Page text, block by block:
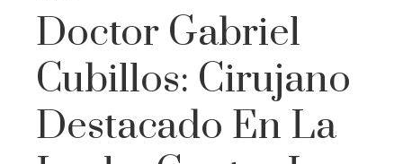
Doctor Gabriel
Cubillos: Cirujano
Destacado En La